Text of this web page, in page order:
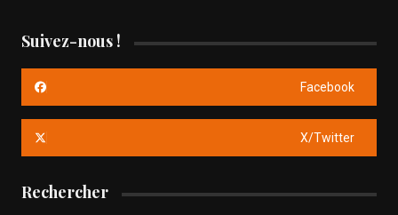
Suivez-nous !
Facebook
X/Twitter
Rechercher